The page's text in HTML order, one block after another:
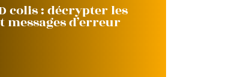
colis : décrypter les
messages d’erreur